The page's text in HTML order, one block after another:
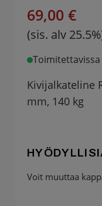
69,00 €
(sis. alv
Kivijalkateline
mm, 140 kg
Voit muuttaa